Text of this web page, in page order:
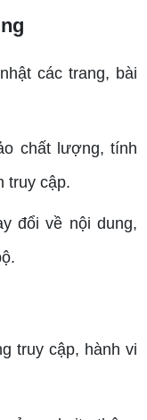
các trang, bài
chất lượng, tính
truy cập.
đổi về nội dung,
truy cập, hành vi